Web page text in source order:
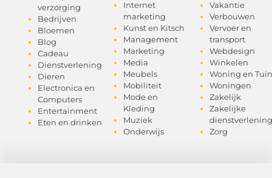
verzorging
Bedrijven
Bloemen
Blog
Cadeau
Dienstverlening
Dieren
Electronica en
Computers
Entertainment
Eten en drinken
Internet
marketing
Kunst en Kitsch
Management
Marketing
Media
Meubels
Mobiliteit
Mode en
Kleding
Muziek
Onderwijs
Vakantie
Verbouwen
Vervoer en
transport
Webdesign
Winkelen
Woning en Tuin
Woningen
Zakelijk
Zakelijke
dienstverlening
Zorg